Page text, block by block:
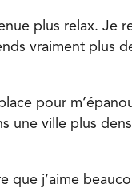
plus relax. Je
vraiment plus
pour
une ville plus
que j’aime